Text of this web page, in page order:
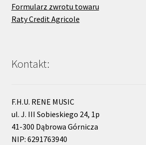
Formularz zwrotu towaru
Raty Credit Agricole
Kontakt:
F.H.U. RENE MUSIC
ul. J. III Sobieskiego 24, 1p
41-300 Dąbrowa Górnicza
NIP: 6291763940